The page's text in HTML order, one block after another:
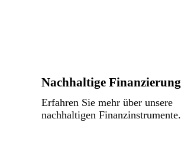
Nachhaltige Finanzierung
Erfahren Sie mehr über unsere
nachhaltigen Finanzinstrumente.